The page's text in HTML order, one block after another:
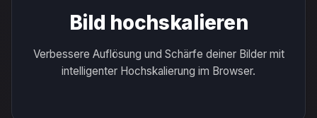
Bild hochskalieren
Verbessere Auflösung und Schärfe deiner Bilder mit
intelligenter Hochskalierung im Browser.